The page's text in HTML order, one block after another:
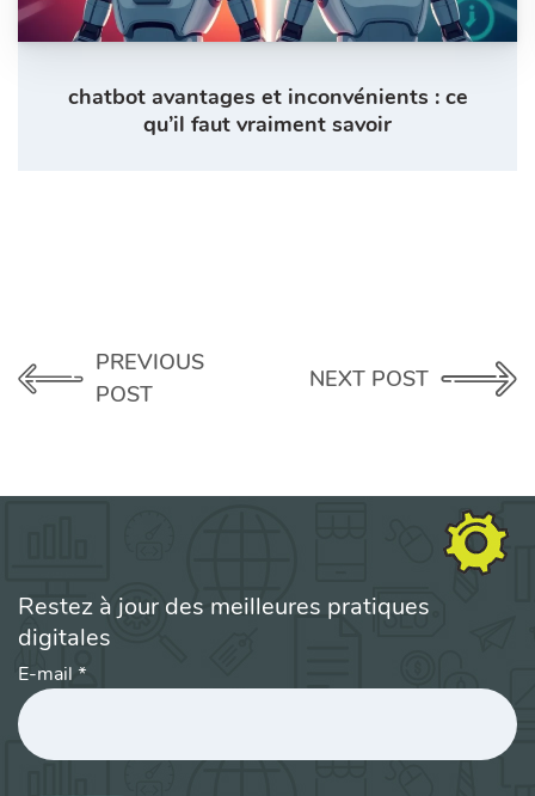
chatbot avantages et inconvénients : ce
qu’il faut vraiment savoir
PREVIOUS
POST
NEXT POST
Restez à jour des meilleures pratiques
digitales
E-mail *